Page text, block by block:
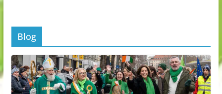
Blog